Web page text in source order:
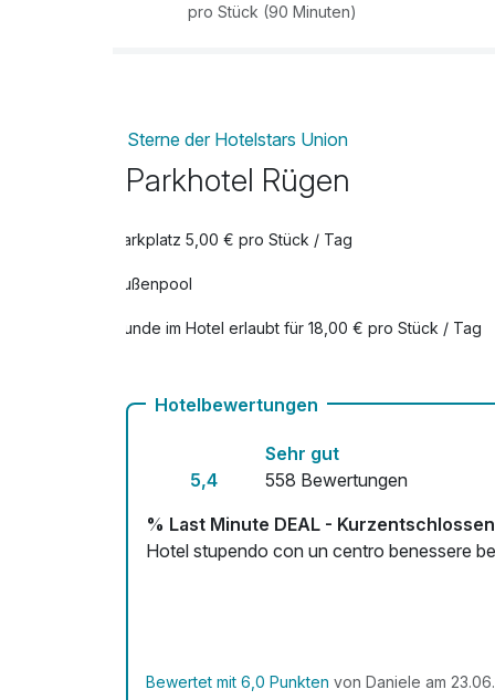
pro Stück (90 Minuten)
Eintrittskarte "Ozeaneum"
pro Person
Ganzkörpermassage
pro Stück (60 Minuten)
Hydrojet-Massage
Sterne der Hotelstars Union
Parkhotel Rügen
Parkplatz 5,00 € pro Stück / Tag
Außenpool
Hunde im Hotel erlaubt für 18,00 € pro Stück / Tag
Kostenloses W-LAN
Hotelbewertungen
5,4
Sehr gut
558 Bewertungen
% Last Minute DEAL -
Hotel stupendo con un centro benessere
Bewertet mit 6,0 Punkten von Daniele am